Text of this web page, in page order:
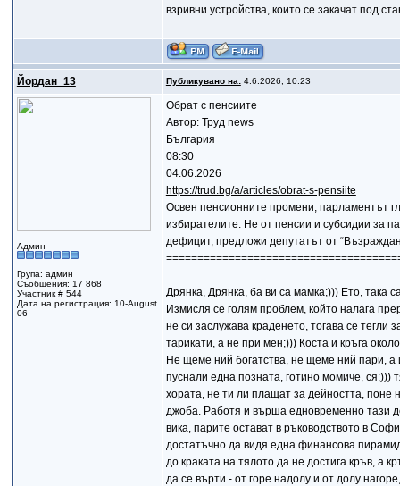
взривни устройства, които се закачат под
Йордан_13 Публикувано на:4.6.2026, 10:23
Админ
Група: админ
Съобщения: 17 868
Участник # 544
Дата на регистрация: 10-August
06
Обрат с пенсиите
Автор: Труд news
България
08:30
04.06.2026
https://trud.bg/a/articles/obrat-s-pensiite
Освен пенсионните промени, парламентът
избирателите. Не от пенсии и субсидии за
дефицит, предложи депутатът от
Дрянка, Дрянка, ба ви са мамка;))) Ето, така
Измисля се голям проблем, който налага
не си заслужава краденето, тогава се
тарикати, а не при мен;))) Коста и кръга
Не щеме ний богатства, не щеме ний пари, а
пуснали една позната, готино момиче, ся;)))
хората, не ти ли плащат за дейността,
джоба. Работя и върша едновременно тази
вика, парите остават в ръководството в
достатъчно да видя една финансова
до краката на тялото да не достига кръв, а
да се върти - от горе надолу и от долу